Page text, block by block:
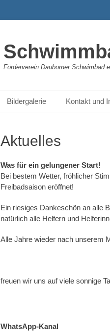
Förderverein Dauborner Schwimbad
Bildergalerie Kontakt und
Aktuelles
Was für ein gelungener Start!
Bei bestem Wetter, fröhlicher
Freibadsaison eröffnet!
Ein riesiges Dankeschön an alle
natürlich alle Helfern und
Alle Jahre wieder nach unserem
freuen wir uns auf viele sonnige
WhatsApp-Kanal